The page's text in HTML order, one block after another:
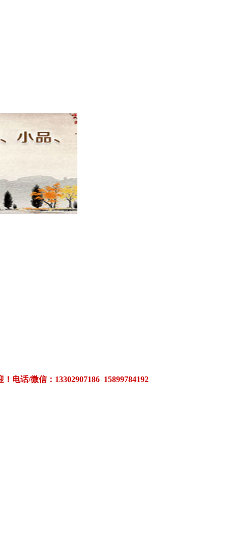
电话/微信：13302907186 15899784192